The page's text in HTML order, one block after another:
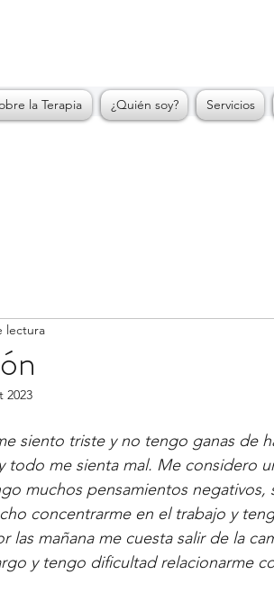
la Terapia ¿Quién soy? Servicios
lectura
2023
siento triste y no tengo ganas de
todo me sienta mal. Me considero
muchos pensamientos negativos,
concentrarme en el trabajo y
las mañana me cuesta salir de la
y tengo dificultad relacionarme